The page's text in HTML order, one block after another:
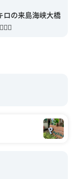
ロの来島海峡大橋